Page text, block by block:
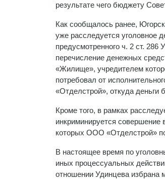
результате чего бюджету
Как сообщалось ранее,
уже расследуется уголовное
предусмотренного ч. 2 ст. 286
перечисление денежных
«Жилище», учредителем
потребовал от
«Отделстрой», откуда
Кроме того, в рамках
инкриминируется совершение
которых ООО «Отделстрой»
В настоящее время по
иных процессуальных
отношении Удинцева избрана